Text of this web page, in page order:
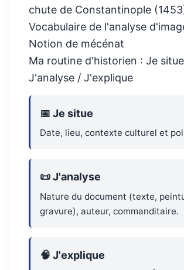
chute de Constantinople
Vocabulaire de l'analyse
Notion de mécénat
Ma routine d'historien : Je
J'analyse / J'explique
📅 Je situe
Date, lieu, contexte culturel et
📜 J'analyse
Nature du document (texte,
gravure), auteur, commanditaire.
🧠 J'explique